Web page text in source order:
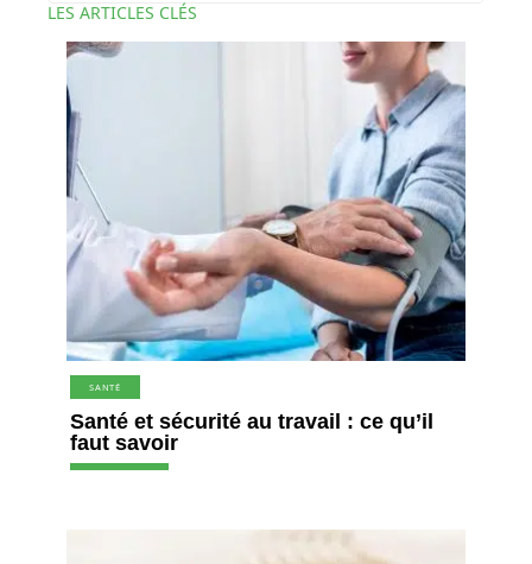
LES ARTICLES CLÉS
SANTÉ
Santé et sécurité au travail : ce qu’il
faut savoir